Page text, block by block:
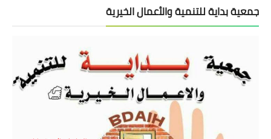
جمعية بداية للتنمية والأعمال الخيرية